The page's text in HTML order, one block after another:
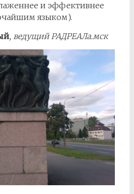
и эффективнее
языком).
, ведущий РАДРЕАЛа.мск